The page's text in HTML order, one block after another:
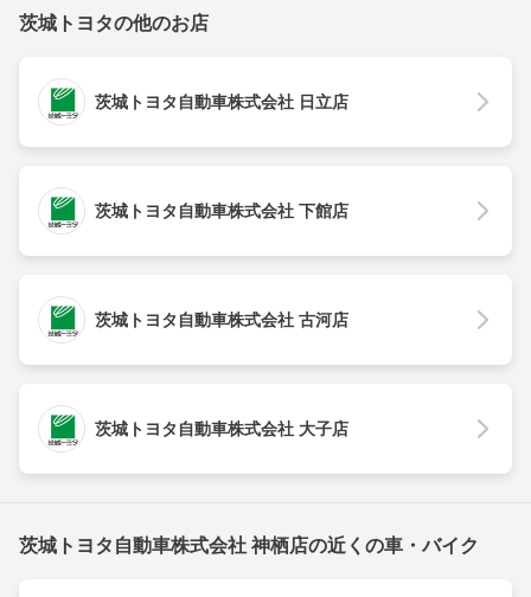
茨城トヨタの他のお店
茨城トヨタ自動車株式会社 日立店
茨城トヨタ自動車株式会社 下館店
茨城トヨタ自動車株式会社 古河店
茨城トヨタ自動車株式会社 大子店
茨城トヨタ自動車株式会社 神栖店の近くの車・バイク